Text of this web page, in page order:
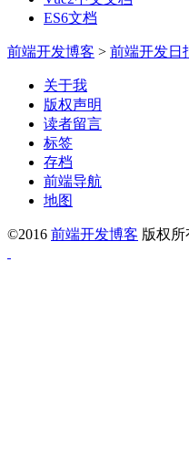
ES6文档
前端开发博客 > 前端开发日
关于我
版权声明
读者留言
标签
存档
前端导航
地图
©2016 前端开发博客 版权所